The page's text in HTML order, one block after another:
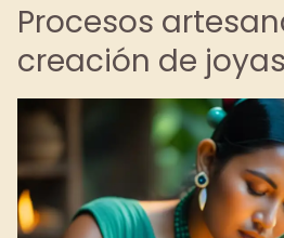
Procesos
creación de